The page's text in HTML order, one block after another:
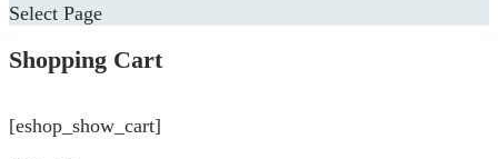
Select Page
Shopping Cart
[eshop_show_cart]